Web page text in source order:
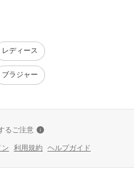
レディース
ブラジャー
るご注意
ン 利用規約 ヘルプガイド